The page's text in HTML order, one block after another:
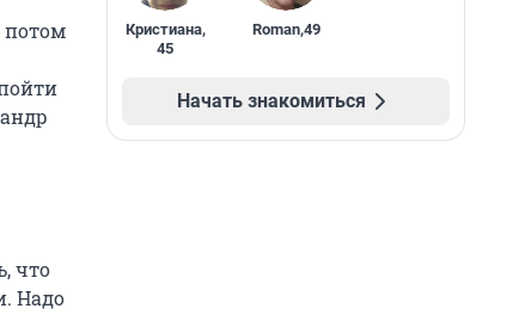
потом
что
Надо
Кристиана,
45
Roman,49
Начать знакомиться